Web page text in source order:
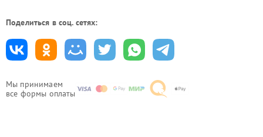
Мы принимаем
все формы оплаты
Поделиться в соц. сетях: